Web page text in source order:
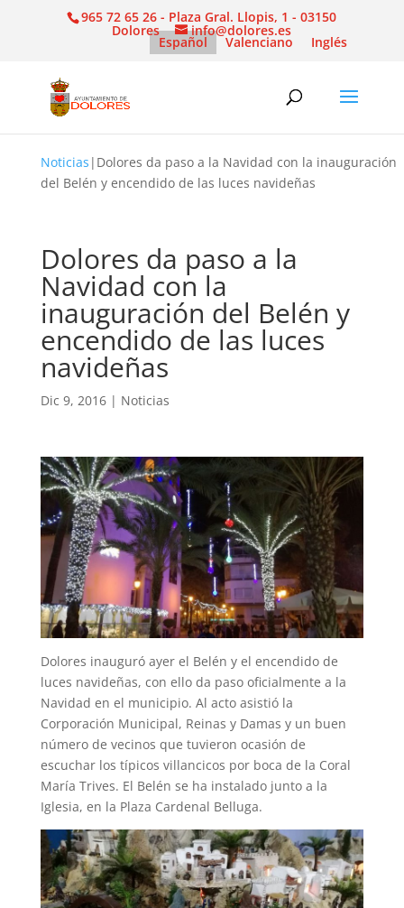
965 72 65 26 - Plaza Gral. Llopis, 1 - 03150
Dolores info@dolores.es
Español Valenciano Inglés
Noticias | Dolores da paso a la Navidad con la inauguración
del Belén y encendido de las luces navideñas
Dolores da paso a la
Navidad con la
inauguración del Belén y
encendido de las luces
navideñas
Dic 9, 2016| Noticias
Dolores inauguró ayer el Belén y el encendido de
luces navideñas, con ello da paso oficialmente a la
Navidad en el municipio. Al acto asistió la
Corporación Municipal, Reinas y Damas y un buen
número de vecinos que tuvieron ocasión de
escuchar los típicos villancicos por boca de la Coral
María Trives. El Belén se ha instalado junto a la
Iglesia, en la Plaza Cardenal Belluga.